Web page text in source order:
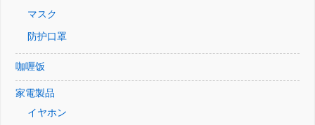
マスク
防护口罩
咖喱饭
家電製品
イヤホン